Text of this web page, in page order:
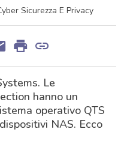
Sicurezza E Privacy
Le
hanno un
operativo QTS
NAS. Ecco